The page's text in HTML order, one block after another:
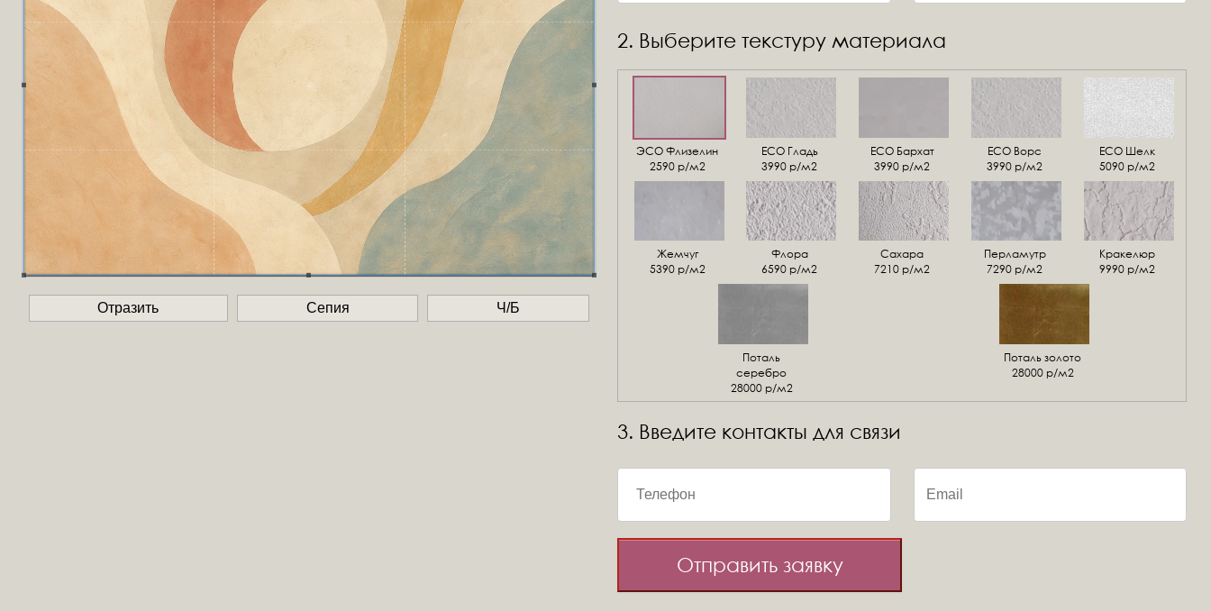
Отразить Сепия Ч/Б
2. Выберите текстуру материала
ЭСО Флизелин
2590 р/м2
ЕСО Гладь
3990 р/м2
ECO Бархат
3990 р/м2
ЕСО Ворс
3990 р/м2
ЕСО Шелк
5090 р/м2
Жемчуг
5390 р/м2
Флора
6590 р/м2
Сахара
7210 р/м2
Перламутр
7290 р/м2
Кракелюр
9990 р/м2
Поталь
серебро
28000 р/м2
Поталь золото
28000 р/м2
3. Введите контакты для связи
Отправить заявку